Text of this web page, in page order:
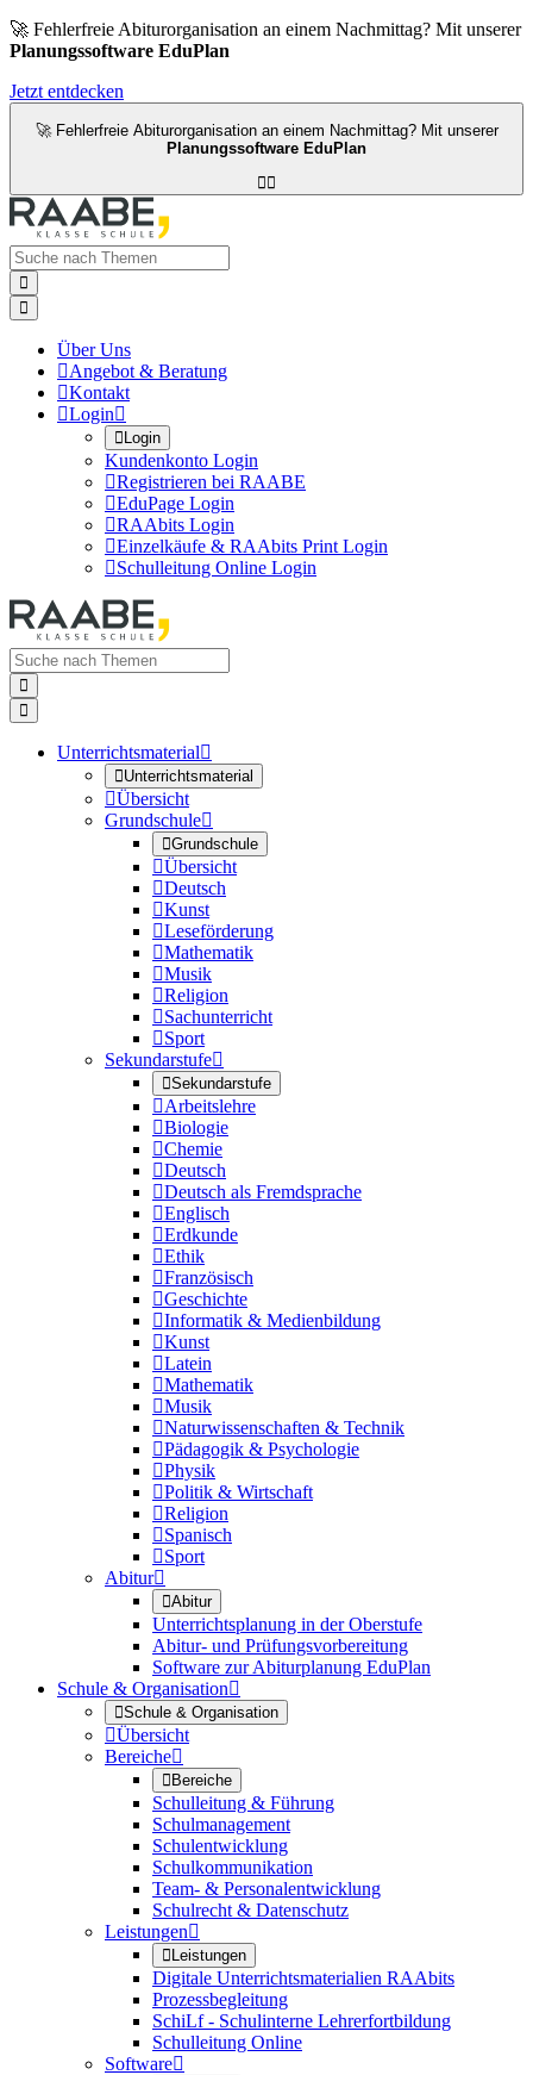
🚀 Fehlerfreie Abiturorganisation an einem Nachmittag? Mit unserer
Planungssoftware EduPlan
Jetzt entdecken
🚀 Fehlerfreie Abiturorganisation an einem Nachmittag? Mit unserer
Planungssoftware EduPlan



Über Uns
Angebot & Beratung
Kontakt
Login
Login
Kundenkonto Login
Registrieren bei RAABE
EduPage Login
RAAbits Login
Einzelkäufe & RAAbits Print Login
Schulleitung Online Login


Unterrichtsmaterial
Unterrichtsmaterial
Übersicht
Grundschule
Grundschule
Übersicht
Deutsch
Kunst
Leseförderung
Mathematik
Musik
Religion
Sachunterricht
Sport
Sekundarstufe
Sekundarstufe
Arbeitslehre
Biologie
Chemie
Deutsch
Deutsch als Fremdsprache
Englisch
Erdkunde
Ethik
Französisch
Geschichte
Informatik & Medienbildung
Kunst
Latein
Mathematik
Musik
Naturwissenschaften & Technik
Pädagogik & Psychologie
Physik
Politik & Wirtschaft
Religion
Spanisch
Sport
Abitur
Abitur
Unterrichtsplanung in der Oberstufe
Abitur- und Prüfungsvorbereitung
Software zur Abiturplanung EduPlan
Schule & Organisation
Schule & Organisation
Übersicht
Bereiche
Bereiche
Schulleitung & Führung
Schulmanagement
Schulentwicklung
Schulkommunikation
Team- & Personalentwicklung
Schulrecht & Datenschutz
Leistungen
Leistungen
Digitale Unterrichtsmaterialien RAAbits
Prozessbegleitung
SchiLf - Schulinterne Lehrerfortbildung
Schulleitung Online
Software